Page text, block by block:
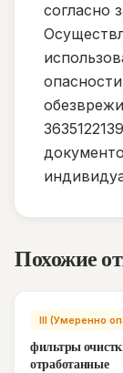
согласно
Похожие
III (Умеренно
фильтры
отработанные